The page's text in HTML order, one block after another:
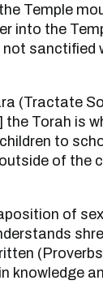
Temple
into the
not sanctified
Torah is
to
of the
knowledge